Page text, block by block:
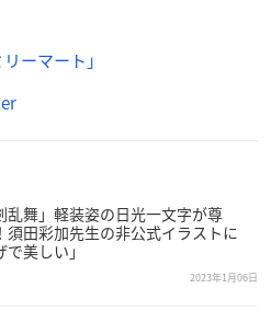
ーマート」
乱舞」軽装姿の日光一文字が尊
田彩加先生の非公式イラストに
で美しい」
2023年1月06日